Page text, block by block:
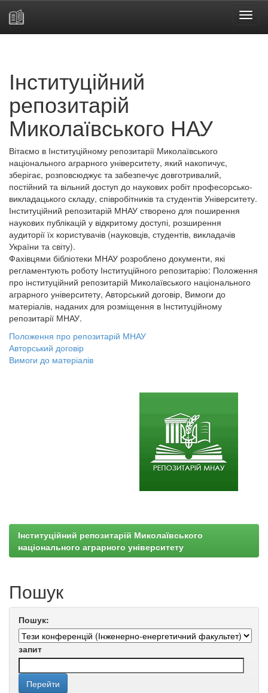
Інституційний
репозитарій
Миколаївського НАУ
Вітаємо в Інституційному репозитарії Миколаївського
національного аграрного університету, який накопичує,
зберігає, розповсюджує та забезпечує довготривалий,
постійний та вільний доступ до наукових робіт професорсько-
викладацького складу, співробітників та студентів Університету.
Інституційний репозитарій МНАУ створено для поширення
наукових публікацій у відкритому доступі, розширення
аудиторії їх користувачів (науковців, студентів, викладачів
України та світу).
Фахівцями бібліотеки МНАУ розроблено документи, які
регламентують роботу Інституційного репозитарію: Положення
про інституційний репозитарій Миколаївського національного
аграрного університету, Авторський договір, Вимоги до
матеріалів, наданих для розміщення в Інституційному
репозитарії МНАУ.
Положення про репозитарій МНАУ
Авторський договір
Вимоги до матеріалів
Інституційний репозитарій Миколаївського
національного аграрного університету
Пошук
Пошук:
запит